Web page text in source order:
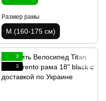
Размер рамы
M (160-175 см)
3
3